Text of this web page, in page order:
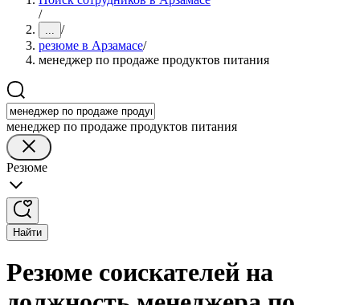
/
... /
резюме в Арзамасе/
менеджер по продаже продуктов питания
менеджер по продаже продуктов питания
Резюме
Найти
Резюме соискателей на